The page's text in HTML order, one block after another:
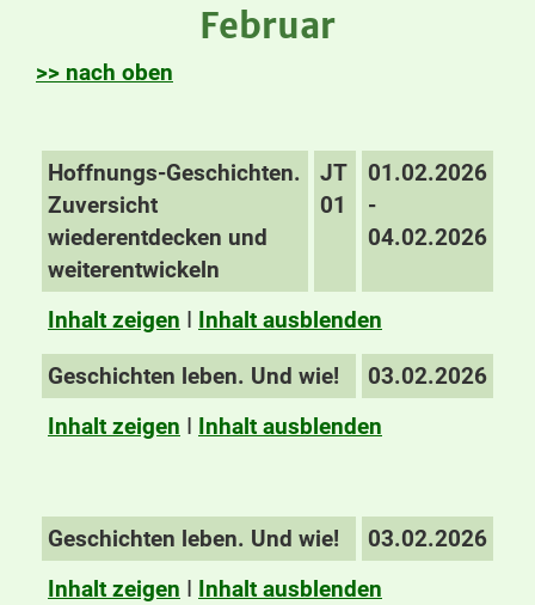
Februar
>> nach oben
Hoffnungs-Geschichten.
Zuversicht
wiederentdecken und
weiterentwickeln
JT
01
01.02.2026
-
04.02.2026
Inhalt zeigen I Inhalt ausblenden
Geschichten leben. Und wie!
03.02.2026
Inhalt zeigen I Inhalt ausblenden
Geschichten leben. Und wie!
03.02.2026
Inhalt zeigen I Inhalt ausblenden